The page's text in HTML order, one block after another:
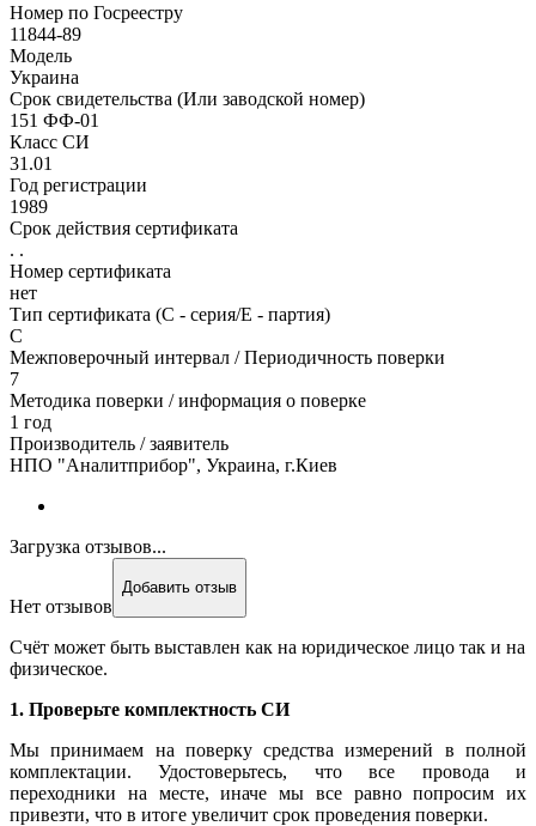
Номер по Госреестру
11844-89
Модель
Украина
Срок свидетельства (Или заводской номер)
151 ФФ-01
Класс СИ
31.01
Год регистрации
1989
Срок действия сертификата
. .
Номер сертификата
нет
Тип сертификата (C - серия/E - партия)
С
Межповерочный интервал / Периодичность поверки
7
Методика поверки / информация о поверке
1 год
Производитель / заявитель
НПО "Аналитприбор", Украина, г.Киев
Загрузка отзывов...
Нет отзывов
Добавить отзыв
Счёт может быть выставлен как на юридическое лицо так и на
физическое.
1. Проверьте комплектность СИ
Мы принимаем на поверку средства измерений в полной
комплектации. Удостоверьтесь, что все провода и
переходники на месте, иначе мы все равно попросим их
привезти, что в итоге увеличит срок проведения поверки.